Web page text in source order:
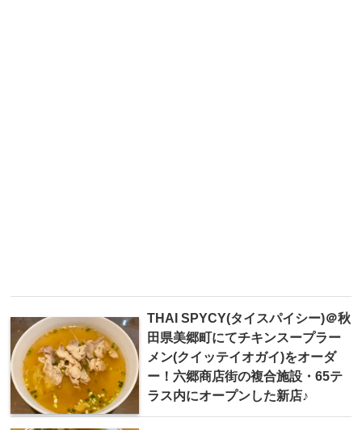
THAI SPYCY(タイスパイシー)＠秋
田県美郷町にてチキンスープラー
メン(クイッテイオガイ)をオーダ
ー！六郷商店街の複合施設・65テ
ラス内にオープンした新店♪